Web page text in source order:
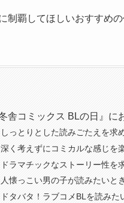
制覇してほしいおすすめ
冬舎コミックス BLの日』に
しっとりとした読みごたえを求
深く考えずにコミカルな感じを
ドラマチックなストーリー性を
人懐っこい男の子が読みたいと
ドタバタ！ラブコメBLを読み